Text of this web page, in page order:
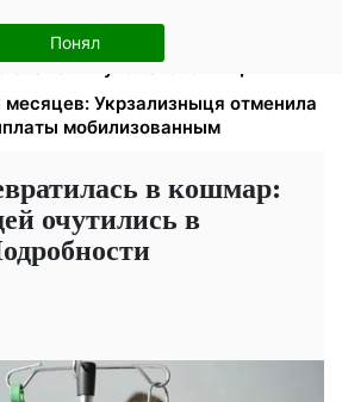
Понял
деньги
с учета за $10 000:
схеме в Мукачевском ТЦК
месяцев: Укрзализныця отменила
мобилизованным
в кошмар:
очутились в